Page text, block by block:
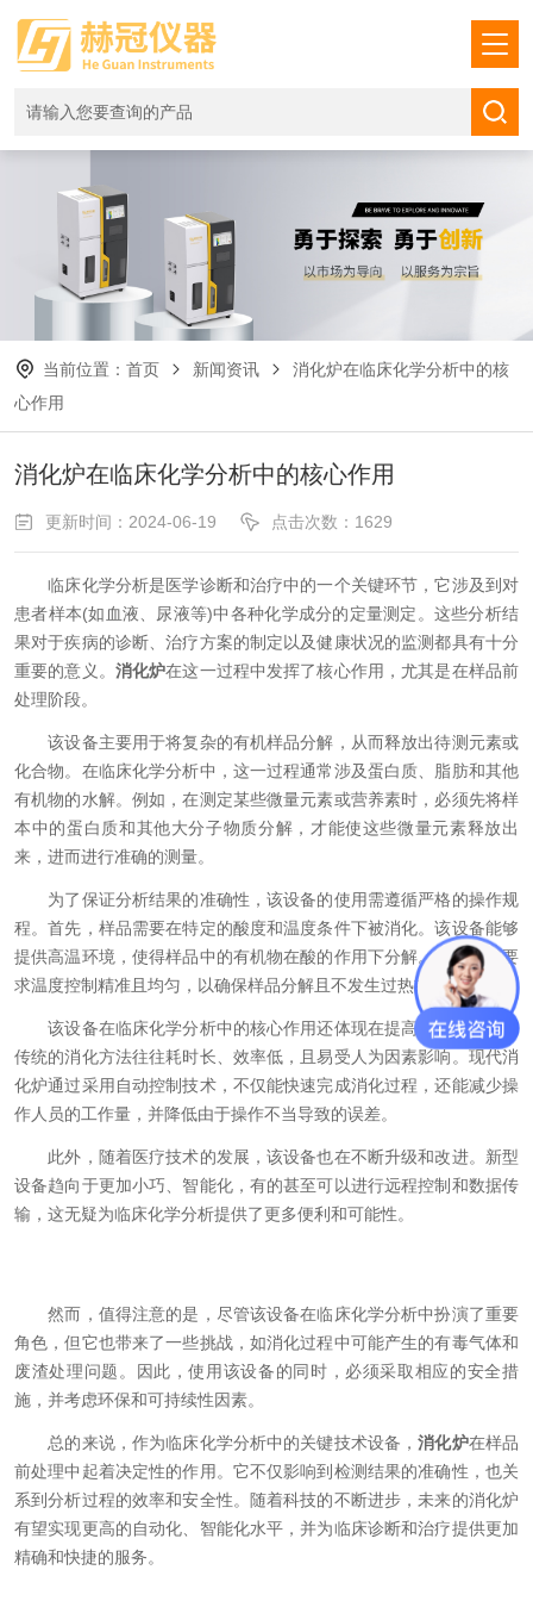
当前位置： 首页 新闻资讯
消化炉在临床化学分析中的核
心作用
消化炉在临床化学分析中的核心作用
更新时间：2024-06-19 点击次数：1629
临床化学分析是医学诊断和治疗中的一个关键环节，它涉及到对
患者样本(如血液、尿液等)中各种化学成分的定量测定。这些分析结
果对于疾病的诊断、治疗方案的制定以及健康状况的监测都具有十分
重要的意义。 消化炉在这一过程中发挥了核心作用，尤其是在样品前
处理阶段。
该设备主要用于将复杂的有机样品分解，从而释放出待测元素或
化合物。在临床化学分析中，这一过程通常涉及蛋白质、脂肪和其他
有机物的水解。例如，在测定某些微量元素或营养素时，必须先将样
本中的蛋白质和其他大分子物质分解，才能使这些微量元素释放出
来，进而进行准确的测量。
为了保证分析结果的准确性，该设备的使用需遵循严格的操作规
程。首先，样品需要在特定的酸度和温度条件下被消化。该设备能够
提供高温环境，使得样品中的有机物在酸的作用下分解。这个过程要
求温度控制精准且均匀，以确保样品分解且不发生过热或损坏。
该设备在临床化学分析中的核心作用还体现在提高工作效率上。
传统的消化方法往往耗时长、效率低，且易受人为因素影响。现代消
化炉通过采用自动控制技术，不仅能快速完成消化过程，还能减少操
作人员的工作量，并降低由于操作不当导致的误差。
此外，随着医疗技术的发展，该设备也在不断升级和改进。新型
设备趋向于更加小巧、智能化，有的甚至可以进行远程控制和数据传
输，这无疑为临床化学分析提供了更多便利和可能性。
然而，值得注意的是，尽管该设备在临床化学分析中扮演了重要
角色，但它也带来了一些挑战，如消化过程中可能产生的有毒气体和
废渣处理问题。因此，使用该设备的同时，必须采取相应的安全措
施，并考虑环保和可持续性因素。
总的来说，作为临床化学分析中的关键技术设备，消化炉在样品
前处理中起着决定性的作用。它不仅影响到检测结果的准确性，也关
系到分析过程的效率和安全性。随着科技的不断进步，未来的消化炉
有望实现更高的自动化、智能化水平，并为临床诊断和治疗提供更加
精确和快捷的服务。